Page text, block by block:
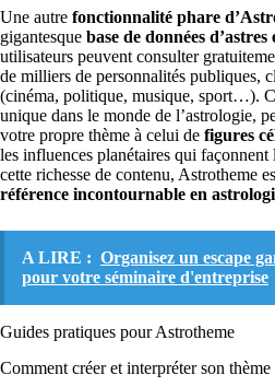
Une autre fonctionnalité phare
gigantesque base de données
utilisateurs peuvent consulter
de milliers de personnalités publiques,
(cinéma, politique, musique, sport…).
unique dans le monde de l’astrologie,
votre propre thème à celui de figures
les influences planétaires qui façonnent
cette richesse de contenu, Astrotheme
référence incontournable en
A LIRE : Organisez un escape
pour votre séminaire d'entreprise
Guides pratiques pour Astrotheme
Comment créer et interpréter son thème